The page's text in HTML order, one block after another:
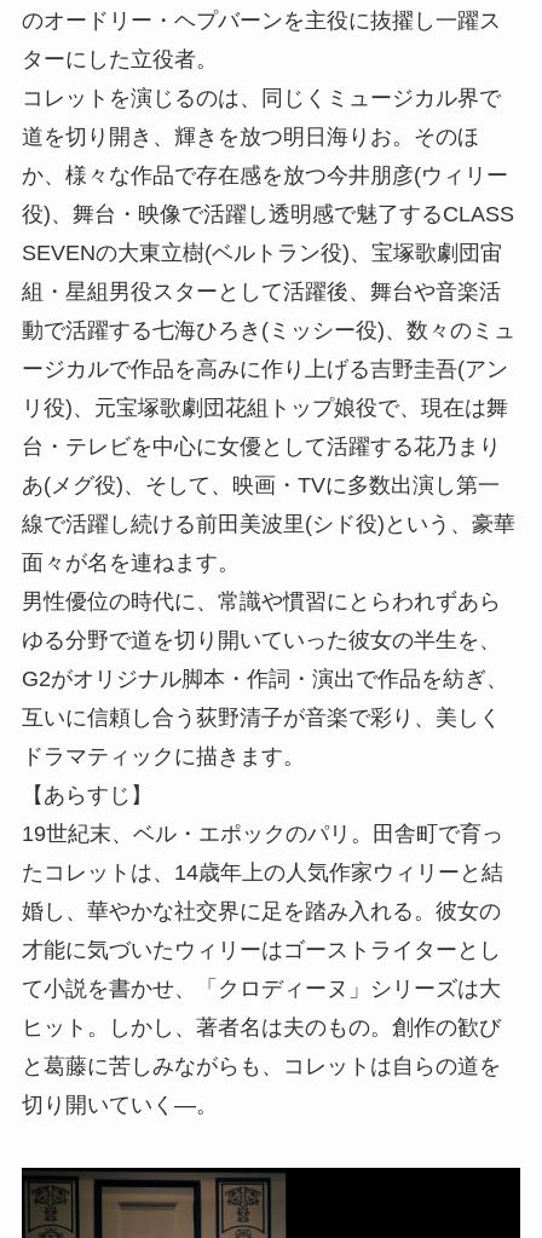
のオードリー・ヘプバーンを主役に抜擢し一躍ス
ターにした立役者。
コレットを演じるのは、同じくミュージカル界で
道を切り開き、輝きを放つ明日海りお。そのほ
か、様々な作品で存在感を放つ今井朋彦(ウィリー
役)、舞台・映像で活躍し透明感で魅了するCLASS
SEVENの大東立樹(ベルトラン役)、宝塚歌劇団宙
組・星組男役スターとして活躍後、舞台や音楽活
動で活躍する七海ひろき(ミッシー役)、数々のミュ
ージカルで作品を高みに作り上げる吉野圭吾(アン
リ役)、元宝塚歌劇団花組トップ娘役で、現在は舞
台・テレビを中心に女優として活躍する花乃まり
あ(メグ役)、そして、映画・TVに多数出演し第一
線で活躍し続ける前田美波里(シド役)という、豪華
面々が名を連ねます。
男性優位の時代に、常識や慣習にとらわれずあら
ゆる分野で道を切り開いていった彼女の半生を、
G2がオリジナル脚本・作詞・演出で作品を紡ぎ、
互いに信頼し合う荻野清子が音楽で彩り、美しく
ドラマティックに描きます。
【あらすじ】
19世紀末、ベル・エポックのパリ。田舎町で育っ
たコレットは、14歳年上の人気作家ウィリーと結
婚し、華やかな社交界に足を踏み入れる。彼女の
才能に気づいたウィリーはゴーストライターとし
て小説を書かせ、「クロディーヌ」シリーズは大
ヒット。しかし、著者名は夫のもの。創作の歓び
と葛藤に苦しみながらも、コレットは自らの道を
切り開いていく―。